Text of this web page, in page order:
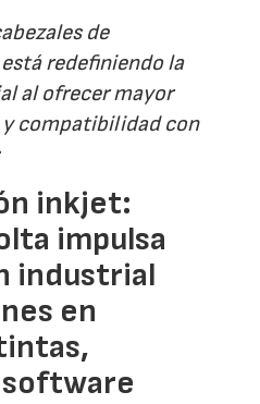
de
redefiniendo la
al ofrecer mayor
compatibilidad con
inkjet:
impulsa
industrial
en